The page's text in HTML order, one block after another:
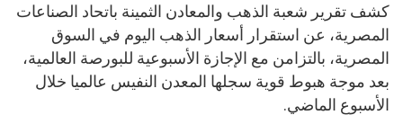
كشف تقرير شعبة الذهب والمعادن الثمينة باتحاد الصناعات
المصرية، عن استقرار أسعار الذهب اليوم في السوق
المصرية، بالتزامن مع الإجازة الأسبوعية للبورصة العالمية،
بعد موجة هبوط قوية سجلها المعدن النفيس عالميا خلال
الأسبوع الماضي.